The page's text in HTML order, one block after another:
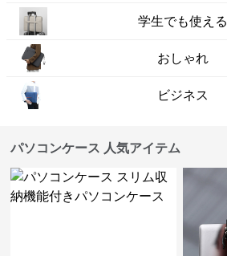
学生でも使える
おしゃれ
ビジネス
パソコンケース 人気アイテム